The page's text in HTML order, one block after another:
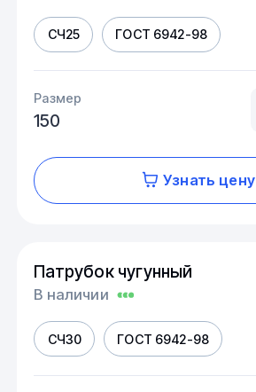
СЧ25 ГОСТ 6942-98
Размер
150
Узнать цену
Патрубок чугунный
В наличии
СЧ30 ГОСТ 6942-98